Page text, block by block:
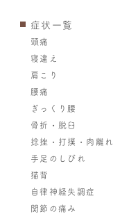
症状一覧
頭痛
寝違え
肩こり
腰痛
ぎっくり腰
骨折・脱臼
捻挫・打撲・肉離れ
手足のしびれ
猫背
自律神経失調症
関節の痛み